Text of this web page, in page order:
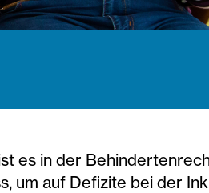
es in der
um auf Defizite bei der